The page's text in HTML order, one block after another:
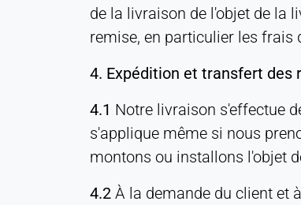
de la livraison de l'objet de la
remise, en particulier les frais
4. Expédition et transfert des
4.1 Notre livraison s'effectue
s'applique même si nous
montons ou installons l'objet
4.2 À la demande du client et
Cookie
duration:
Name:
hjSession#, hjSessionUser#,
_hjAbsoluteSessionInProgress
Provider: